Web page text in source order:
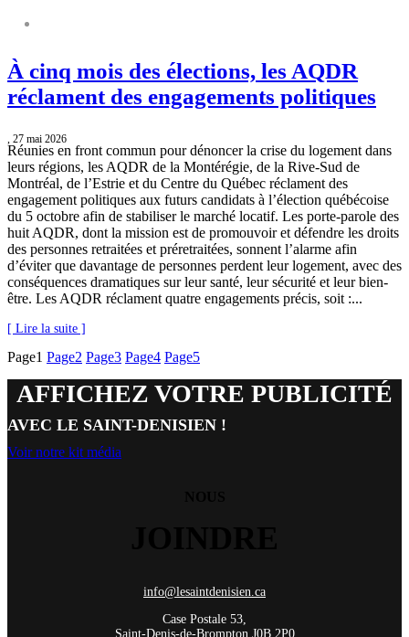
À cinq mois des élections, les AQDR
réclament des engagements politiques
, 27 mai 2026
Réunies en front commun pour dénoncer la crise du logement dans
leurs régions, les AQDR de la Montérégie, de la Rive-Sud de
Montréal, de l’Estrie et du Centre du Québec réclament des
engagement politiques aux futurs candidats à l’élection québécoise
du 5 octobre afin de stabiliser le marché locatif. Les porte-parole des
huit AQDR, dont la mission est de promouvoir et défendre les droits
des personnes retraitées et préretraitées, sonnent l’alarme afin
d’éviter que davantage de personnes perdent leur logement, avec des
conséquences dramatiques sur leur santé, leur sécurité et leur bien-
être. Les AQDR réclament quatre engagements précis, soit :...
[ Lire la suite ]
Page1 Page2 Page3 Page4 Page5
AFFICHEZ VOTRE PUBLICITÉ
AVEC LE SAINT-DENISIEN !
Voir notre kit média
info@lesaintdenisien.ca
Case Postale 53,
Saint-Denis-de-Brompton J0B 2P0